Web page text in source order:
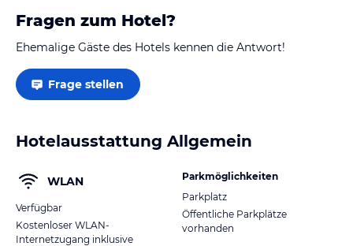
Fragen zum Hotel?
Ehemalige Gäste des Hotels kennen die Antwort!
Frage stellen
Hotelausstattung Allgemein
WLAN
Verfügbar
Kostenloser WLAN-
Internetzugang inklusive
Parkmöglichkeiten
Parkplatz
Öffentliche Parkplätze
vorhanden